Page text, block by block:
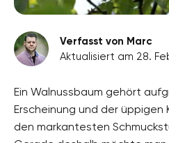
Verfasst von Marc
Aktualisiert am 28.
Ein Walnussbaum gehört
Erscheinung und der üppigen
den markantesten